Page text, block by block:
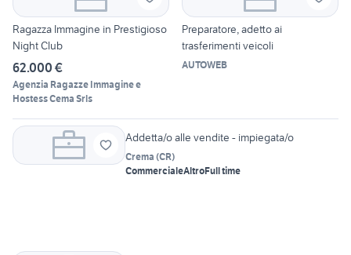
Ragazza Immagine in Prestigioso
Night Club
62.000 €
Agenzia Ragazze Immagine e
Hostess Cema Srls
Preparatore, adetto ai
trasferimenti veicoli
AUTOWEB
Addetta/o alle vendite - impiegata/o
Crema (CR)
CommercialeAltroFull time